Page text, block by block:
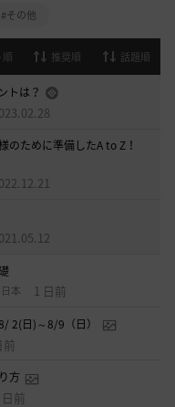
#その他
推奨順 話題順
トは？
のために準備したA to Z！
本 1 日前
2(日)～8/9（日）
前
方
前